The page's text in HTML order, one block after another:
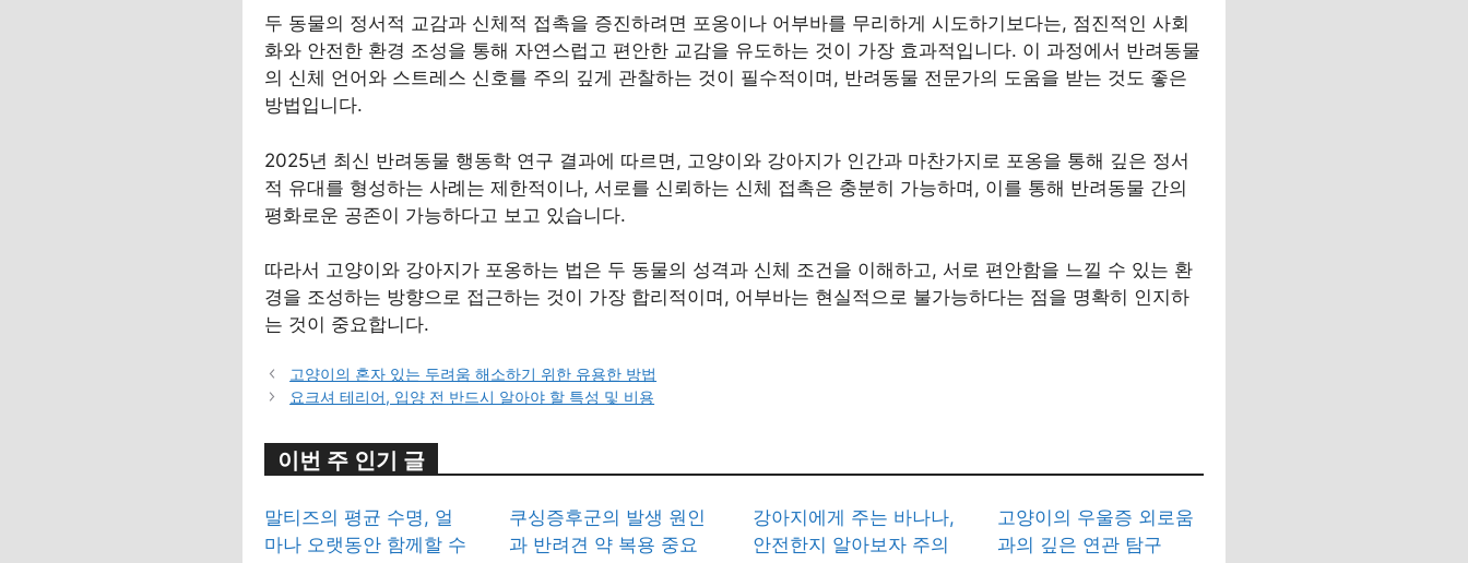
두 동물의 정서적 교감과 신체적 접촉을 증진하려면 포옹이나 어부바를 무리하게 시도하기보다는, 점진적인 사회
화와 안전한 환경 조성을 통해 자연스럽고 편안한 교감을 유도하는 것이 가장 효과적입니다. 이 과정에서 반려동물
의 신체 언어와 스트레스 신호를 주의 깊게 관찰하는 것이 필수적이며, 반려동물 전문가의 도움을 받는 것도 좋은
방법입니다.
2025년 최신 반려동물 행동학 연구 결과에 따르면, 고양이와 강아지가 인간과 마찬가지로 포옹을 통해 깊은 정서
적 유대를 형성하는 사례는 제한적이나, 서로를 신뢰하는 신체 접촉은 충분히 가능하며, 이를 통해 반려동물 간의
평화로운 공존이 가능하다고 보고 있습니다.
따라서 고양이와 강아지가 포옹하는 법은 두 동물의 성격과 신체 조건을 이해하고, 서로 편안함을 느낄 수 있는 환
경을 조성하는 방향으로 접근하는 것이 가장 합리적이며, 어부바는 현실적으로 불가능하다는 점을 명확히 인지하
는 것이 중요합니다.
고양이의 혼자 있는 두려움 해소하기 위한 유용한 방법
요크셔 테리어, 입양 전 반드시 알아야 할 특성 및 비용
이번 주 인기 글
말티즈의 평균 수명, 얼
마나 오랫동안 함께할 수
쿠싱증후군의 발생 원인
과 반려견 약 복용 중요
강아지에게 주는 바나나,
안전한지 알아보자 주의
고양이의 우울증 외로움
과의 깊은 연관 탐구